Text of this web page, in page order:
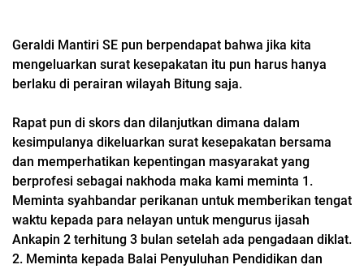
Geraldi Mantiri SE pun berpendapat bahwa jika kita
mengeluarkan surat kesepakatan itu pun harus hanya
berlaku di perairan wilayah Bitung saja.
Rapat pun di skors dan dilanjutkan dimana dalam
kesimpulanya dikeluarkan surat kesepakatan bersama
dan memperhatikan kepentingan masyarakat yang
berprofesi sebagai nakhoda maka kami meminta 1.
Meminta syahbandar perikanan untuk memberikan tengat
waktu kepada para nelayan untuk mengurus ijasah
Ankapin 2 terhitung 3 bulan setelah ada pengadaan diklat.
2. Meminta kepada Balai Penyuluhan Pendidikan dan